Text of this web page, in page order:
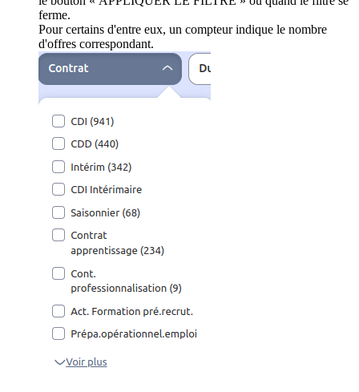
ferme.
Pour certains d'entre eux, un compteur indique le nombre
d'offres correspondant.